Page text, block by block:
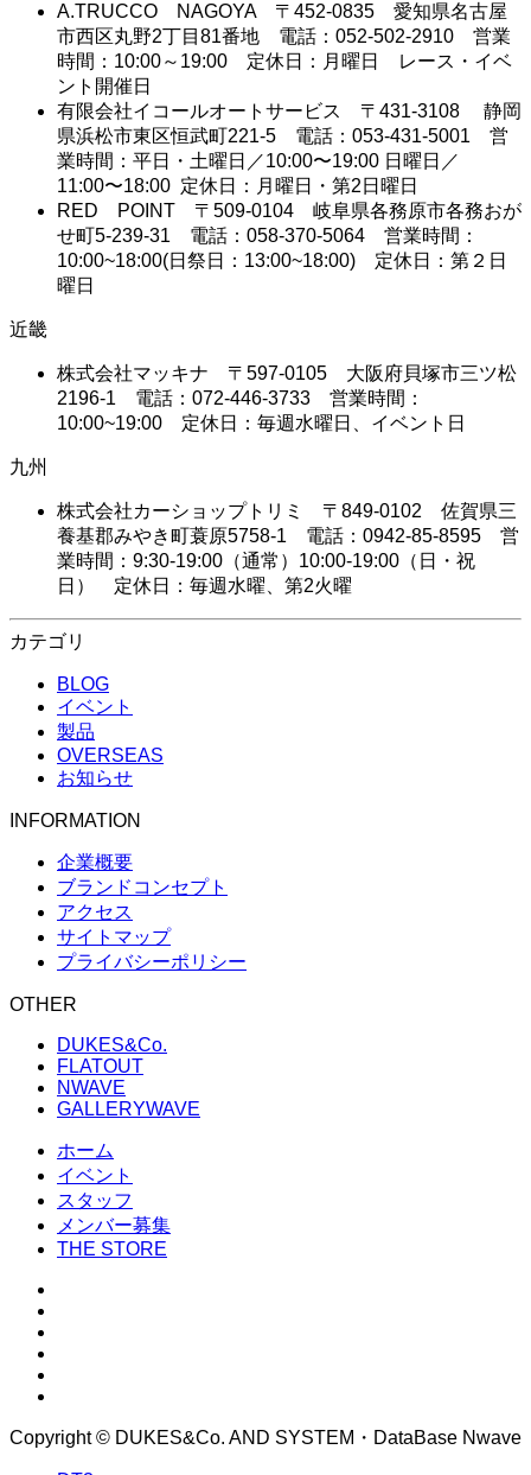
A.TRUCCO NAGOYA 〒452-0835 愛知県名古屋
市西区丸野2丁目81番地 電話：052-502-2910 営業
時間：10:00～19:00 定休日：月曜日 レース・イベ
ント開催日
有限会社イコールオートサービス 〒431-3108 静岡
県浜松市東区恒武町221-5 電話：053-431-5001 営
業時間：平日・土曜日／10:00〜19:00 日曜日／
11:00〜18:00 定休日：月曜日・第2日曜日
RED POINT 〒509-0104 岐阜県各務原市各務おが
せ町5-239-31 電話：058-370-5064 営業時間：
10:00~18:00(日祭日：13:00~18:00) 定休日：第２日
曜日
近畿
株式会社マッキナ 〒597-0105 大阪府貝塚市三ツ松
2196-1 電話：072-446-3733 営業時間：
10:00~19:00 定休日：毎週水曜日、イベント日
九州
株式会社カーショップトリミ 〒849-0102 佐賀県三
養基郡みやき町蓑原5758-1 電話：0942-85-8595 営
業時間：9:30-19:00（通常）10:00-19:00（日・祝
日） 定休日：毎週水曜、第2火曜
カテゴリ
BLOG
イベント
製品
OVERSEAS
お知らせ
INFORMATION
企業概要
ブランドコンセプト
アクセス
サイトマップ
プライバシーポリシー
OTHER
DUKES&Co.
FLATOUT
NWAVE
GALLERYWAVE
ホーム
イベント
スタッフ
メンバー募集
THE STORE
Copyright © DUKES&Co. AND SYSTEM・DataBase Nwave